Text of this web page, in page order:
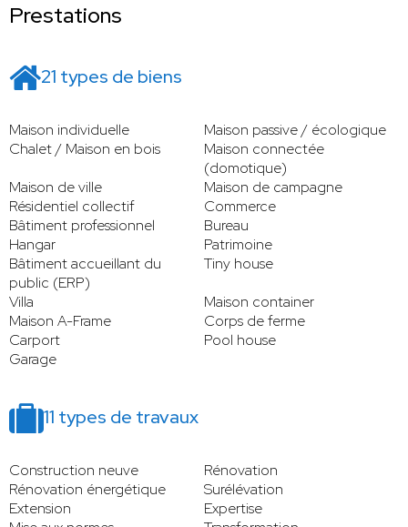
Prestations
21 types de biens
Maison individuelle
Maison passive / écologique
Chalet / Maison en bois
Maison connectée
(domotique)
Maison de ville
Maison de campagne
Résidentiel collectif
Commerce
Bâtiment professionnel
Bureau
Hangar
Patrimoine
Bâtiment accueillant du
public (ERP)
Tiny house
Villa
Maison container
Maison A-Frame
Corps de ferme
Carport
Pool house
Garage
11 types de travaux
Construction neuve
Rénovation
Rénovation énergétique
Surélévation
Extension
Expertise